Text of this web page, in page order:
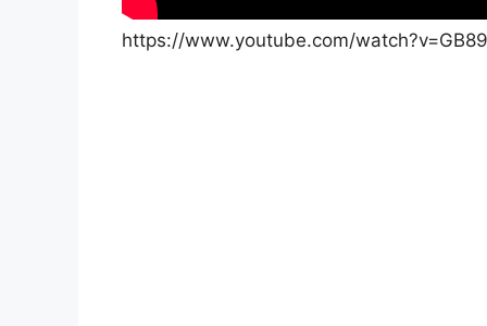
https://www.youtube.com/